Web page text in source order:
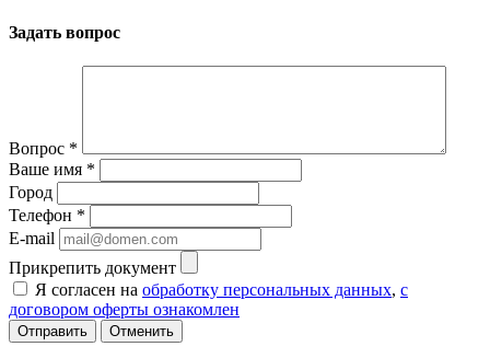
Задать вопрос
Вопрос *
Ваше имя *
Город
Телефон *
E-mail
Прикрепить документ
Я согласен на обработку персональных данных, с
договором оферты ознакомлен
Отменить